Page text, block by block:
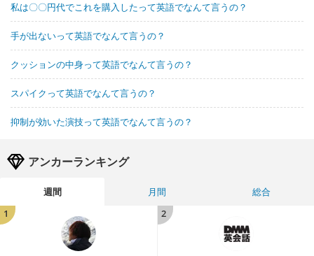
私は〇〇円代でこれを購入したって英語でなんて言うの？
手が出ないって英語でなんて言うの？
クッションの中身って英語でなんて言うの？
スパイクって英語でなんて言うの？
抑制が効いた演技って英語でなんて言うの？
アンカーランキング
週間 月間
総合
1
2